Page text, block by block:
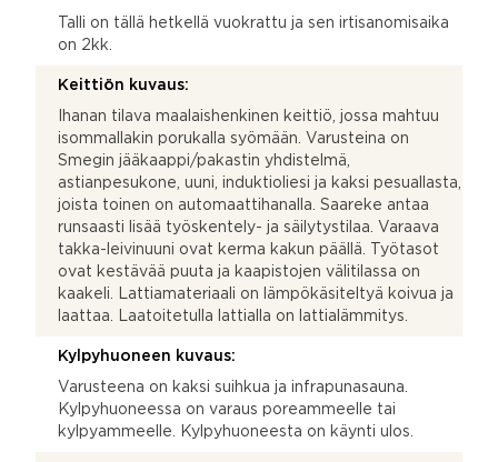
Talli on tällä hetkellä vuokrattu ja sen irtisanomisaika
on 2kk.
Keittiön kuvaus:
Ihanan tilava maalaishenkinen keittiö, jossa mahtuu
isommallakin porukalla syömään. Varusteina on
Smegin jääkaappi/pakastin yhdistelmä,
astianpesukone, uuni, induktioliesi ja kaksi pesuallasta,
joista toinen on automaattihanalla. Saareke antaa
runsaasti lisää työskentely- ja säilytystilaa. Varaava
takka-leivinuuni ovat kerma kakun päällä. Työtasot
ovat kestävää puuta ja kaapistojen välitilassa on
kaakeli. Lattiamateriaali on lämpökäsiteltyä koivua ja
laattaa. Laatoitetulla lattialla on lattialämmitys.
Kylpyhuoneen kuvaus:
Varusteena on kaksi suihkua ja infrapunasauna.
Kylpyhuoneessa on varaus poreammeelle tai
kylpyammeelle. Kylpyhuoneesta on käynti ulos.